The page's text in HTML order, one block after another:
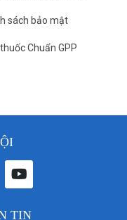
sách bảo mật
Chuẩn GPP
TIN